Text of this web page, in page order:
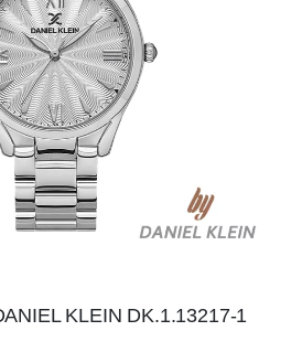
KLEIN DK.1.13217-1